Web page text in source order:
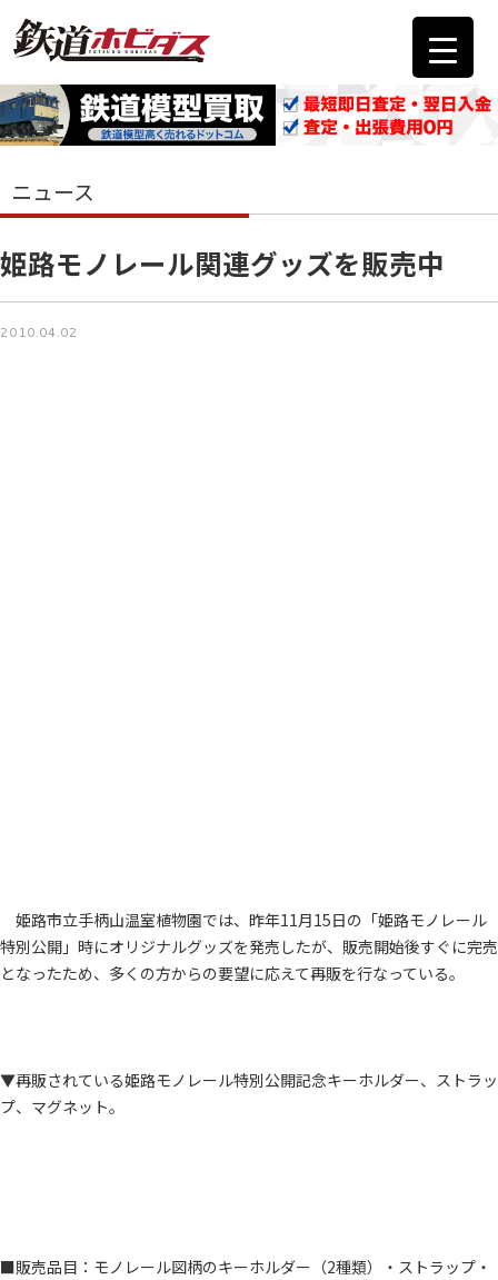
ニュース
姫路モノレール関連グッズを販売中
2010.04.02
姫路市立手柄山温室植物園では、昨年11月15日の「姫路モノレール
特別公開」時にオリジナルグッズを発売したが、販売開始後すぐに完売
となったため、多くの方からの要望に応えて再販を行なっている。
▼再販されている姫路モノレール特別公開記念キーホルダー、ストラッ
プ、マグネット。
■販売品目：モノレール図柄のキーホルダー（2種類）・ストラップ・